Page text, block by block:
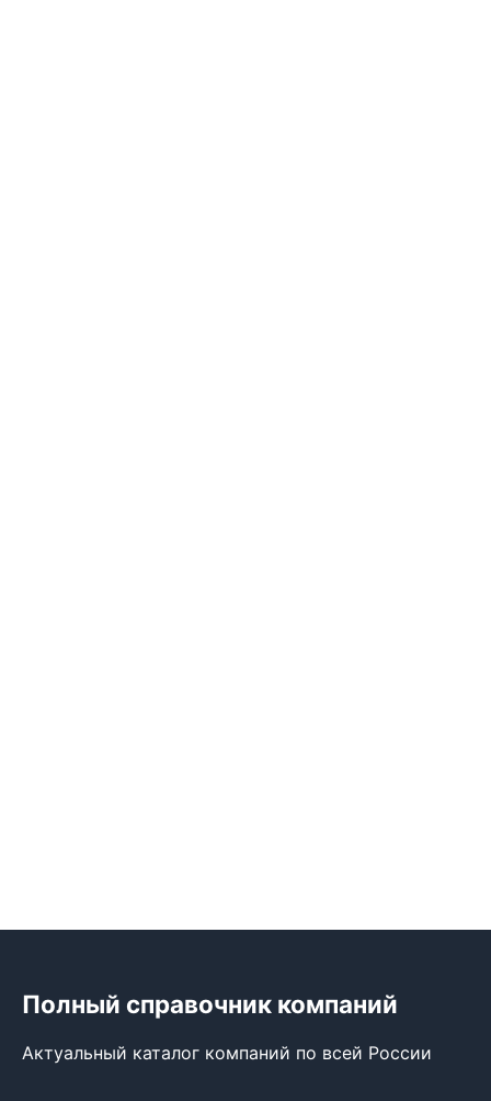
Полный справочник компаний
Актуальный каталог компаний по всей России